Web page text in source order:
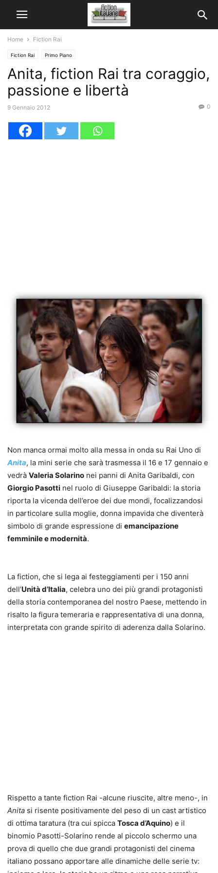
Home Fiction Rai
Fiction Rai Primo Piano
Anita, fiction Rai tra coraggio,
passione e libertà
9 Gennaio 2012 0
Non manca ormai molto alla messa in onda su Rai Uno di
Anita, la mini serie che sarà trasmessa il 16 e 17 gennaio e
vedrà Valeria Solarino nei panni di Anita Garibaldi, con
Giorgio Pasotti nel ruolo di Giuseppe Garibaldi: la storia
riporta la vicenda dell’eroe dei due mondi, focalizzandosi
in particolare sulla moglie, donna impavida che diventerà
simbolo di grande espressione di emancipazione
femminile e modernità.
La fiction, che si lega ai festeggiamenti per i 150 anni
dell’Unità d’Italia, celebra uno dei più grandi protagonisti
della storia contemporanea del nostro Paese, mettendo in
risalto la figura temeraria e rappresentativa di una donna,
interpretata con grande spirito di aderenza dalla Solarino.
Rispetto a tante fiction Rai -alcune riuscite, altre meno-, in
Anita si risente positivamente del peso di un cast artistico
di ottima taratura (tra cui spicca Tosca d’Aquino) e il
binomio Pasotti-Solarino rende al piccolo schermo una
prova di quello che due grandi protagonisti del cinema
italiano possano apportare alle dinamiche delle serie tv: